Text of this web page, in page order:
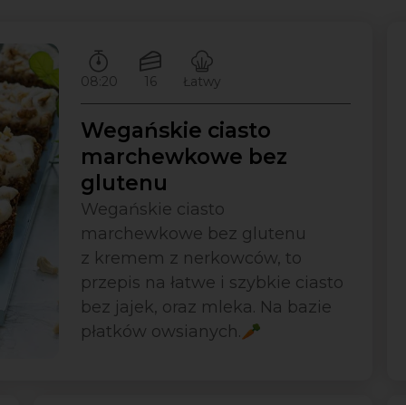
Czas przygotowywania:
08:20
Ilość porcji:
16
Poziom trudności:
Łatwy
Wegańskie ciasto
marchewkowe bez
glutenu
Wegańskie ciasto
marchewkowe bez glutenu
z kremem z nerkowców, to
przepis na łatwe i szybkie ciasto
bez jajek, oraz mleka. Na bazie
płatków owsianych.🥕